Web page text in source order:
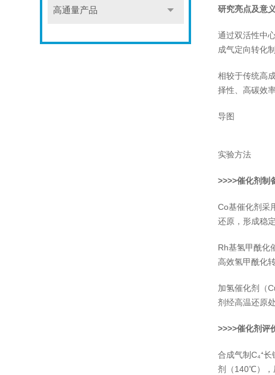
研究亮点及意义
通过双活性中
成气定向转化
相较于传统高
择性、高碳效
导图
实验方法
>>>>催化剂制
Co基催化剂采
还原，形成稳
Rh基氢甲酰化
高效氢甲酰化转
加氢催化剂（
剂经高温还原
>>>>催化剂评
合成气制C₄⁺
剂（140℃），
高通量产品